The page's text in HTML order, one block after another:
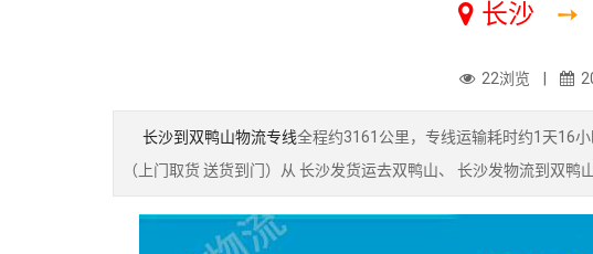
长沙 ➙
22浏览 |
长沙到双鸭山物流专线全程约3161公里，专线运输耗时约1天16
（上门取货 送货到门）从 长沙发货运去双鸭山、 长沙发物流到双鸭